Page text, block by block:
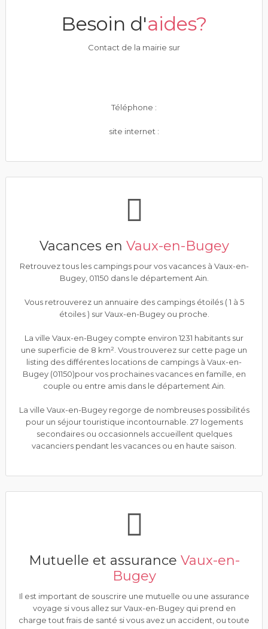
Besoin d'aides?
Contact de la mairie sur
Téléphone :
site internet :
Vacances en Vaux-en-Bugey
Retrouvez tous les campings pour vos vacances à Vaux-en-
Bugey, 01150 dans le département Ain.
Vous retrouverez un annuaire des campings étoilés ( 1 à 5
étoiles ) sur Vaux-en-Bugey ou proche.
La ville Vaux-en-Bugey compte environ 1231 habitants sur
une superficie de 8 km². Vous trouverez sur cette page un
listing des différentes locations de campings à Vaux-en-
Bugey (01150)pour vos prochaines vacances en famille, en
couple ou entre amis dans le département Ain.
La ville Vaux-en-Bugey regorge de nombreuses possibilités
pour un séjour touristique incontournable. 27 logements
secondaires ou occasionnels accueillent quelques
vacanciers pendant les vacances ou en haute saison.
Mutuelle et assurance Vaux-en-
Bugey
Il est important de souscrire une mutuelle ou une assurance
voyage si vous allez sur Vaux-en-Bugey qui prend en
charge tout frais de santé si vous avez un accident, ou toute